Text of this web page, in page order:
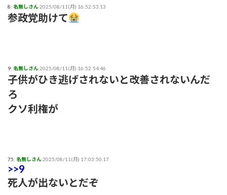
8: 名無しさん2025/08/11(月) 16:52:53.13
参政党助けて
9: 名無しさん2025/08/11(月) 16:52:54.46
子供がひき逃げされないと改善されないんだ
ろ
クソ利権が
75: 名無しさん2025/08/11(月) 17:03:50.17
>>9
死人が出ないとだぞ